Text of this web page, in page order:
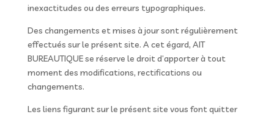
inexactitudes ou des erreurs typographiques.
Des changements et mises à jour sont régulièrement
effectués sur le présent site. A cet égard, AIT
BUREAUTIQUE se réserve le droit d’apporter à tout
moment des modifications, rectifications ou
changements.
Les liens figurant sur le présent site vous font quitter